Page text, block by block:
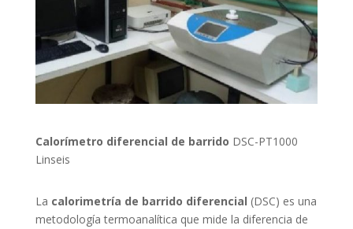
Calorímetro diferencial de barrido DSC-PT1000
Linseis
La calorimetría de barrido diferencial (DSC) es una
metodología termoanalítica que mide la diferencia de